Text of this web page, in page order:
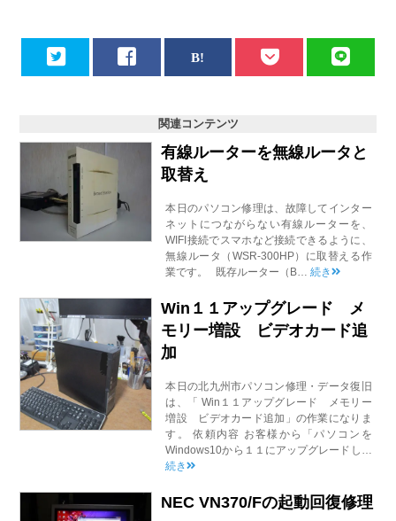
関連コンテンツ
有線ルーターを無線ルータと
取替え
本日のパソコン修理は、故障してインター
ネットにつながらない有線ルーターを、
WIFI接続でスマホなど接続できるように、
無線ルータ（WSR-300HP）に取替える作
業です。 既存ルーター（B…続き
Win１１アップグレード メ
モリー増設 ビデオカード追
加
本日の北九州市パソコン修理・データ復旧
は、「 Win１１アップグレード メモリー
増設 ビデオカード追加」の作業になりま
す。 依頼内容 お客様から「パソコンを
Windows10から１１にアップグレードし…
続き
NEC VN370/Fの起動回復修理